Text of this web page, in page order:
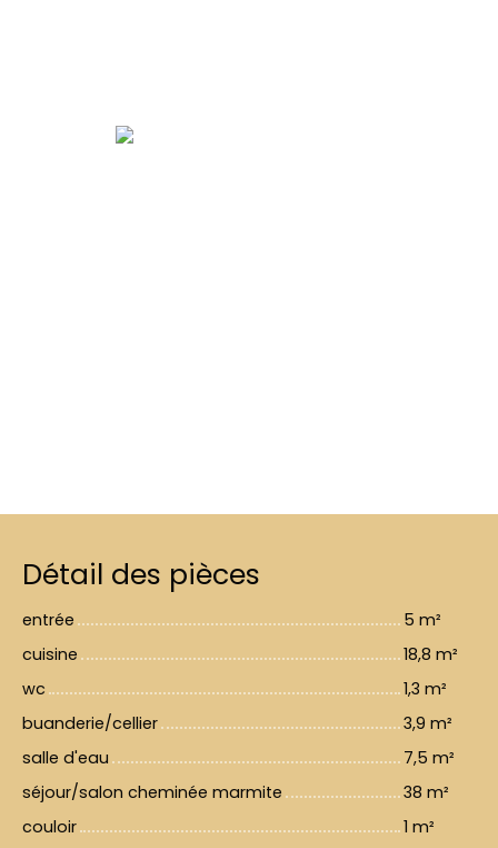
Détail des pièces
entrée
5 m²
cuisine
18,8 m²
wc
1,3 m²
buanderie/cellier
3,9 m²
salle d'eau
7,5 m²
séjour/salon cheminée marmite
38 m²
couloir
1 m²